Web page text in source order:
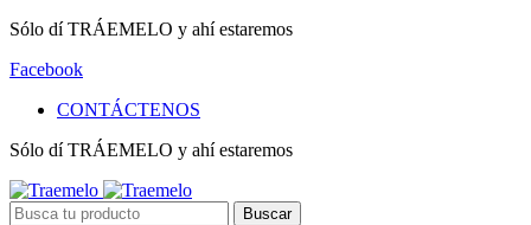
Sólo dí TRÁEMELO y ahí estaremos
Facebook
CONTÁCTENOS
Sólo dí TRÁEMELO y ahí estaremos
Buscar